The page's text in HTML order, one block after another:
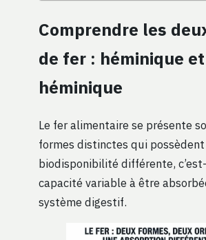
Comprendre les
de fer : héminique
héminique
Le fer alimentaire se présente
formes distinctes qui possèdent
biodisponibilité différente,
capacité variable à être
système digestif.